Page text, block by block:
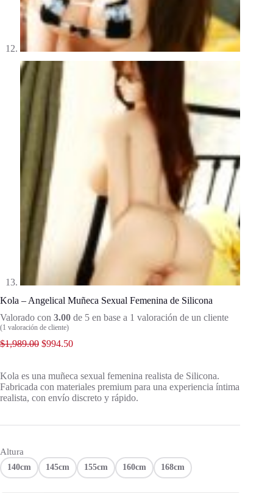
Kola – Angelical Muñeca Sexual Femenina de Silicona
Valorado con 3.00 de 5 en base a 1 valoración de un cliente
(1 valoración de cliente)
$1,989.00 $994.50
Kola es una muñeca sexual femenina realista de Silicona.
Fabricada con materiales premium para una experiencia íntima
realista, con envío discreto y rápido.
Altura
140cm 145cm 155cm 160cm 168cm